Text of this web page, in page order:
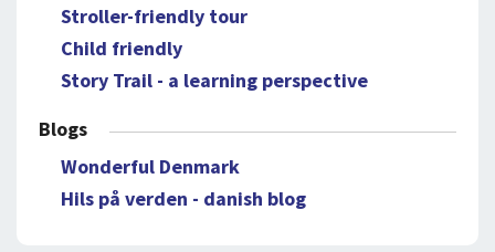
Stroller-friendly tour
Child friendly
Story Trail - a learning perspective
Blogs
Wonderful Denmark
Hils på verden - danish blog